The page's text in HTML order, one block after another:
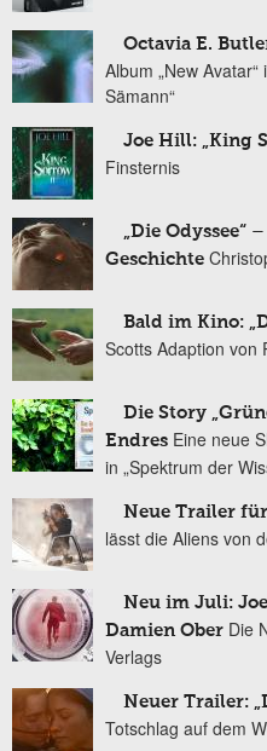
Octavia E.
Album „New
Sämann“
Joe Hill: „King
Finsternis
„Die
Geschichte
Bald im Kino:
Scotts Adaption von
Die Story
Endres Eine neue
in „Spektrum der
Neue Trailer für
lässt die Aliens von
Neu im Juli:
Damien Ober Die
Verlags
Neuer Trailer:
Totschlag auf dem